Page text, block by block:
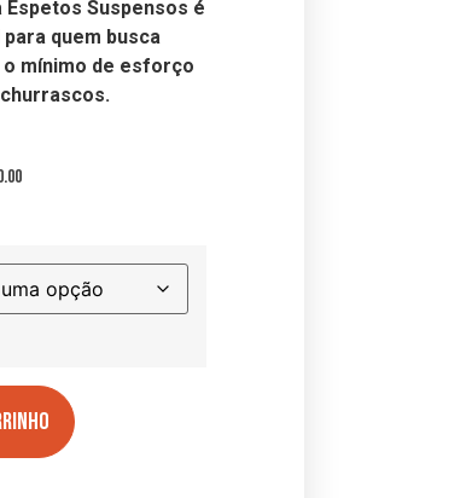
Suspensos é
quem busca
mínimo de esforço